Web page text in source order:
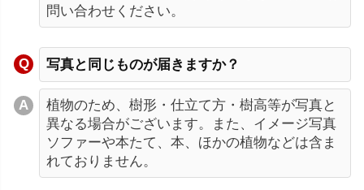
問い合わせください。
写真と同じものが届きますか？
植物のため、樹形・仕立て方・樹高等が写真と
異なる場合がございます。また、イメージ写真
ソファーや本たて、本、ほかの植物などは含ま
れておりません。